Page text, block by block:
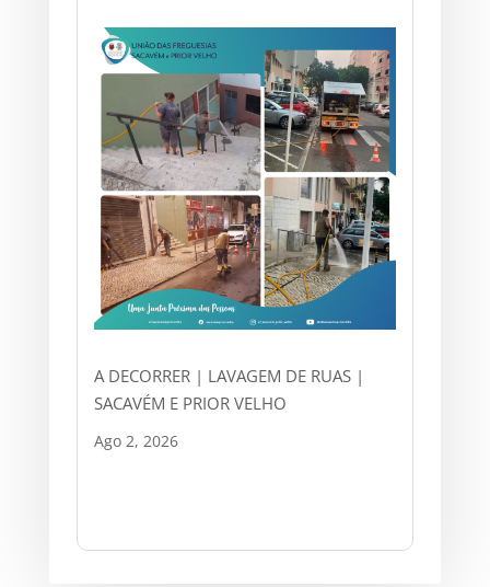
A DECORRER | LAVAGEM DE RUAS |
SACAVÉM E PRIOR VELHO
Ago 2, 2026